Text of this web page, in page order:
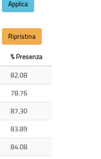
Applica
Ripristina
% Presenza
82.08
78.76
87.30
83.89
84.08